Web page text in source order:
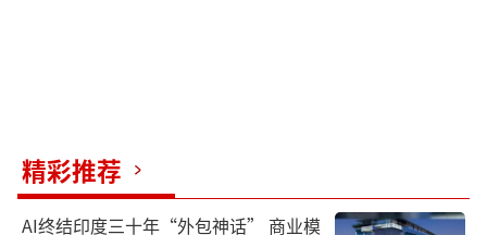
精彩推荐
AI终结印度三十年“外包神话” 商业模